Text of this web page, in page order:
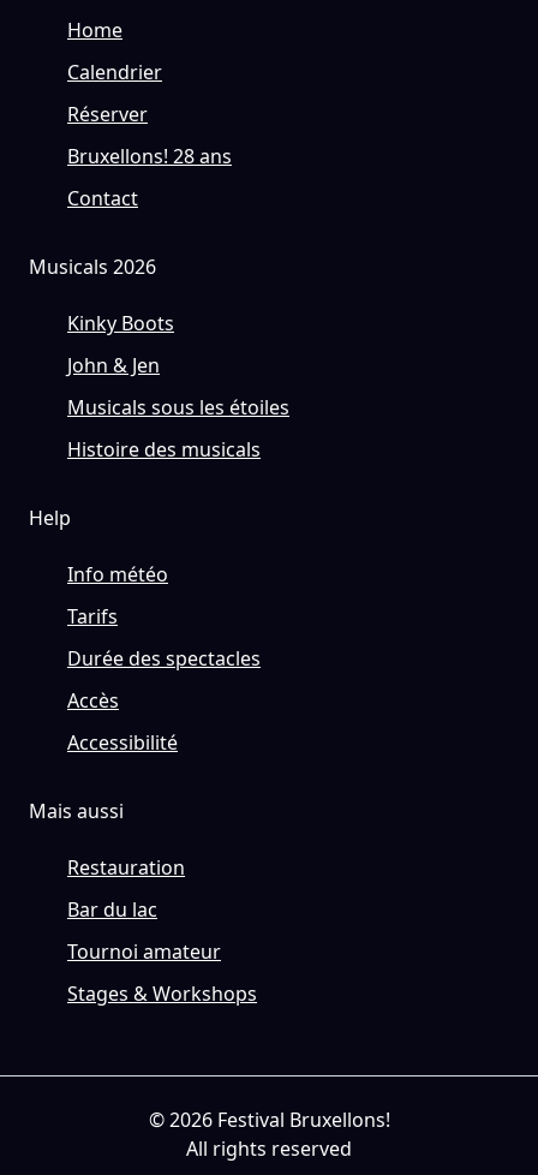
Home
Calendrier
Réserver
Bruxellons! 28 ans
Contact
Musicals 2026
Kinky Boots
John & Jen
Musicals sous les étoiles
Histoire des musicals
Help
Info météo
Tarifs
Durée des spectacles
Accès
Accessibilité
Mais aussi
Restauration
Bar du lac
Tournoi amateur
Stages & Workshops
© 2026 Festival Bruxellons!
All rights reserved